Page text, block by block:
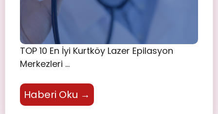
TOP 10 En İyi Kurtköy Lazer Epilasyon
Merkezleri …
Haberi Oku →